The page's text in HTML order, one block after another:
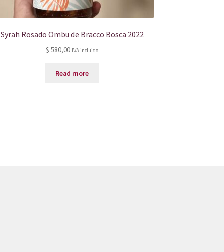
Syrah Rosado Ombu de Bracco Bosca 2022
$ 580,00 IVA incluido
Read more